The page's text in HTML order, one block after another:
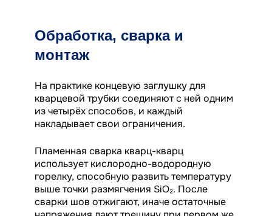
Обработка, сварка и
монтаж
На практике концевую заглушку для
кварцевой трубки соединяют с ней одним
из четырёх способов, и каждый
накладывает свои ограничения.
Пламенная сварка кварц-кварц
использует кислородно-водородную
горелку, способную развить температуру
выше точки размягчения SiO₂. После
сварки шов отжигают, иначе остаточные